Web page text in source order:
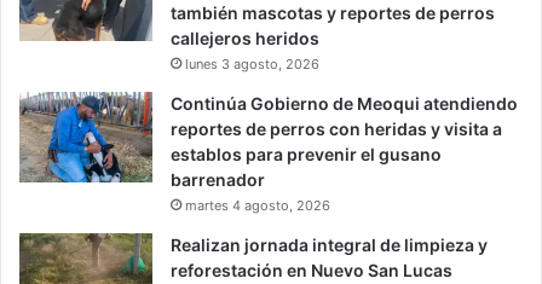
también mascotas y reportes de perros
callejeros heridos
lunes 3 agosto, 2026
Continúa Gobierno de Meoqui atendiendo
reportes de perros con heridas y visita a
establos para prevenir el gusano
barrenador
martes 4 agosto, 2026
Realizan jornada integral de limpieza y
reforestación en Nuevo San Lucas